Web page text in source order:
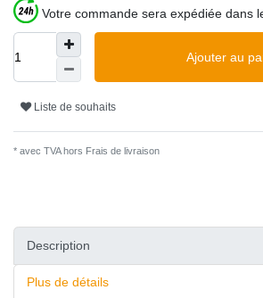
Votre commande sera expédiée dans
Ajouter au
Liste de souhaits
* avec TVA hors Frais de livraison
Description
Plus de détails